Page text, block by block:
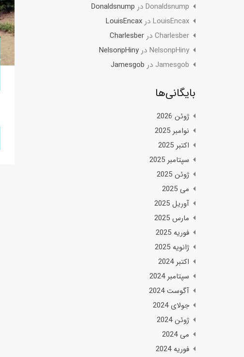
Donaldsnump در Donaldsnump
LouisEncax درLouisEncax
Charlesber درCharlesber
NelsonpHiny درNelsonpHiny
Jamesgob در Jamesgob
بایگانی‌ها
ژوئن 2026
نوامبر 2025
اکتبر 2025
سپتامبر 2025
ژوئن 2025
می 2025
آوریل 2025
مارس 2025
فوریه 2025
ژانویه 2025
اکتبر 2024
سپتامبر 2024
آگوست 2024
جولای 2024
ژوئن 2024
می 2024
فوریه 2024